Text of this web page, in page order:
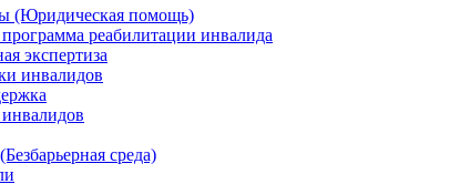
(Юридическая помощь)
реабилитации инвалида
экспертиза
инвалидов
среда)